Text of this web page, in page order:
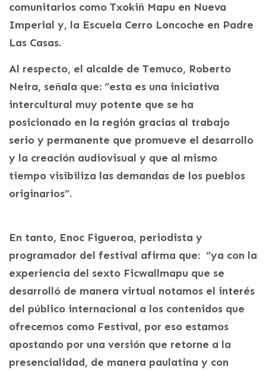
comunitarios como Txokiñ Mapu en Nueva
Imperial y, la Escuela Cerro Loncoche en Padre
Las Casas.
Al respecto, el alcalde de Temuco, Roberto
Neira, señala que: “esta es una iniciativa
intercultural muy potente que se ha
posicionado en la región gracias al trabajo
serio y permanente que promueve el desarrollo
y la creación audiovisual y que al mismo
tiempo visibiliza las demandas de los pueblos
originarios”.
En tanto, Enoc Figueroa, periodista y
programador del festival afirma que: “ya con la
experiencia del sexto Ficwallmapu que se
desarrolló de manera virtual notamos el interés
del público internacional a los contenidos que
ofrecemos como Festival, por eso estamos
apostando por una versión que retorne a la
presencialidad, de manera paulatina y con